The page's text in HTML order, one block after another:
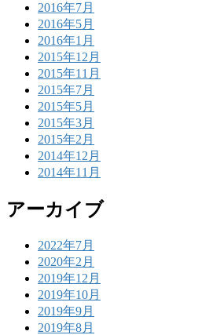
2016年7月
2016年5月
2016年1月
2015年12月
2015年11月
2015年7月
2015年5月
2015年3月
2015年2月
2014年12月
2014年11月
アーカイブ
2022年7月
2020年2月
2019年12月
2019年10月
2019年9月
2019年8月